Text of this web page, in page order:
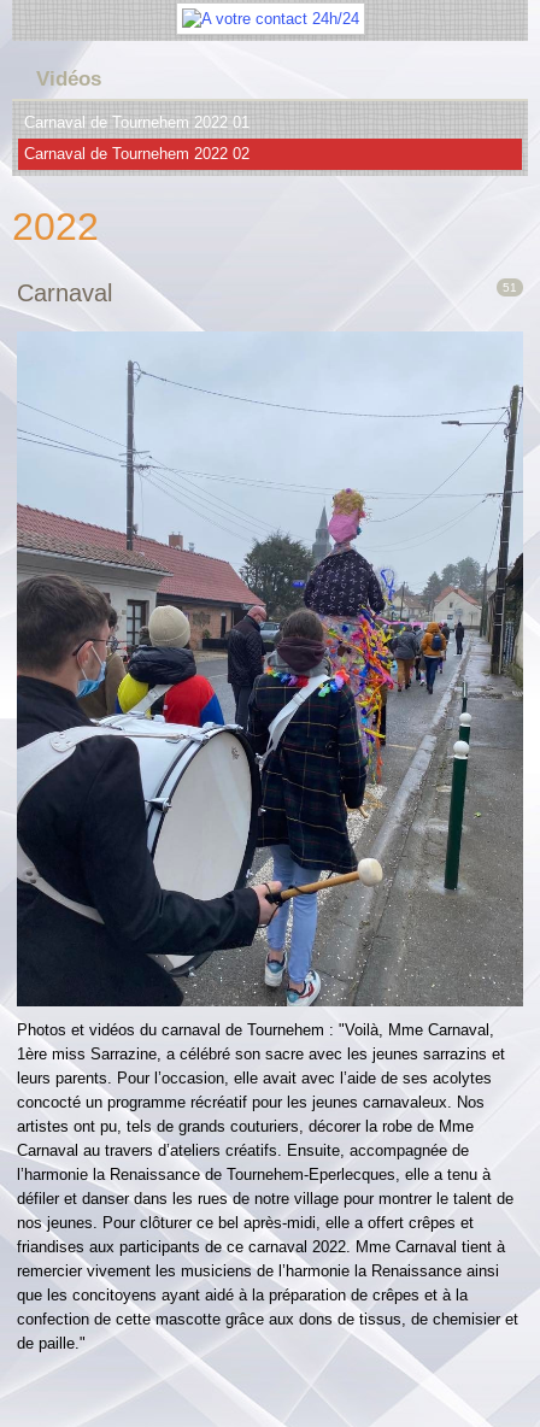
Vidéos
Carnaval de Tournehem 2022 01
Carnaval de Tournehem 2022 02
2022
51
Carnaval
Photos et vidéos du carnaval de Tournehem : "Voilà, Mme Carnaval,
1ère miss Sarrazine, a célébré son sacre avec les jeunes sarrazins et
leurs parents. Pour l’occasion, elle avait avec l’aide de ses acolytes
concocté un programme récréatif pour les jeunes carnavaleux. Nos
artistes ont pu, tels de grands couturiers, décorer la robe de Mme
Carnaval au travers d’ateliers créatifs. Ensuite, accompagnée de
l’harmonie la Renaissance de Tournehem-Eperlecques, elle a tenu à
défiler et danser dans les rues de notre village pour montrer le talent de
nos jeunes. Pour clôturer ce bel après-midi, elle a offert crêpes et
friandises aux participants de ce carnaval 2022. Mme Carnaval tient à
remercier vivement les musiciens de l’harmonie la Renaissance ainsi
que les concitoyens ayant aidé à la préparation de crêpes et à la
confection de cette mascotte grâce aux dons de tissus, de chemisier et
de paille."